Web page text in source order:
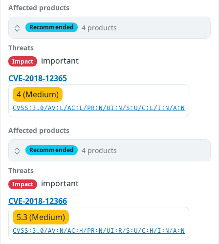
Affected products
Recommended 4 products
Threats
Impact
important
CVE-2018-12365
4 (Medium)
CVSS:3.0/AV:L/AC:L/PR:N/UI:N/S:U/C:L/I:N/A:N
Affected products
Recommended 4 products
Threats
Impact
important
CVE-2018-12366
5.3 (Medium)
CVSS:3.0/AV:N/AC:H/PR:N/UI:R/S:U/C:H/I:N/A:N